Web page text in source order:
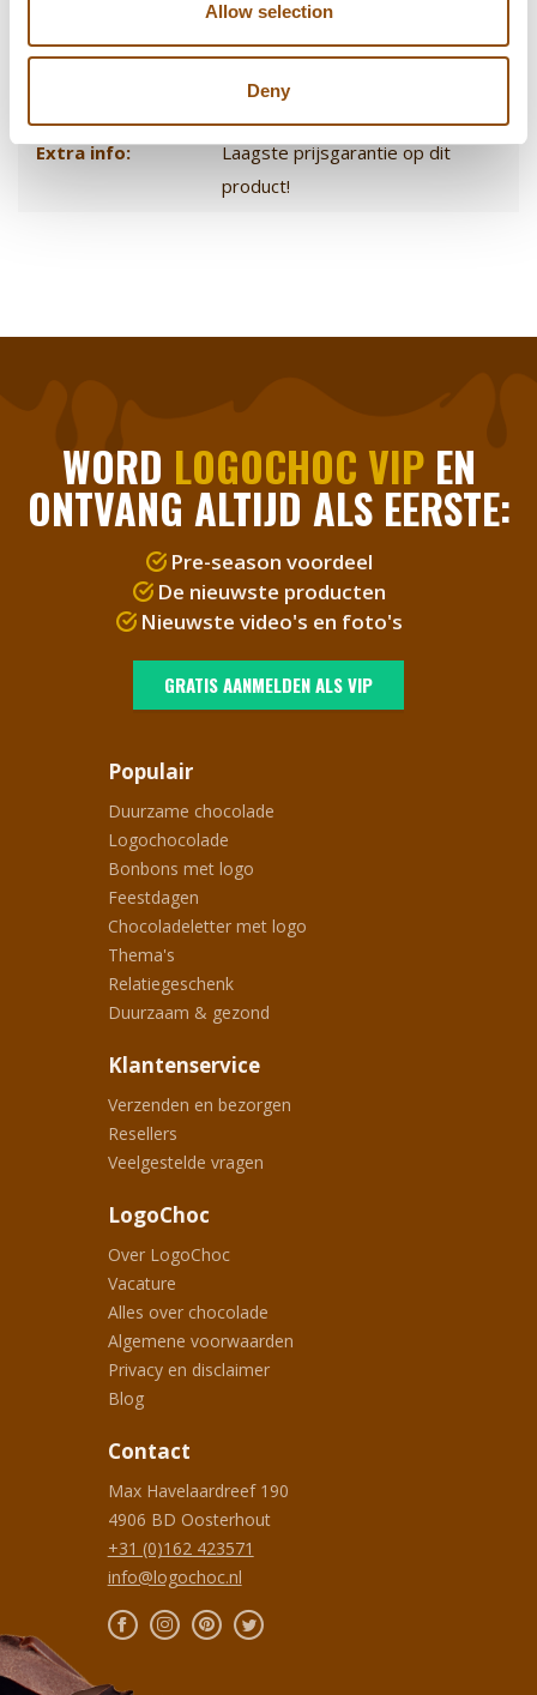
Allow selection
Deny
Smaak chocolade: Melk, Puur, Wit
Op de chocolade
Extra info:
Laagste prijsgarantie op dit
product!
WORD LOGOCHOC VIPEN
ONTVANG ALTIJD ALS EERSTE:
Pre-season voordeel
De nieuwste producten
Nieuwste video's en foto's
GRATIS AANMELDEN ALS VIP
Populair
Duurzame chocolade
Logochocolade
Bonbons met logo
Feestdagen
Chocoladeletter met logo
Thema's
Relatiegeschenk
Duurzaam & gezond
Klantenservice
Verzenden en bezorgen
Resellers
Veelgestelde vragen
LogoChoc
Over LogoChoc
Vacature
Alles over chocolade
Algemene voorwaarden
Privacy en disclaimer
Blog
Contact
Max Havelaardreef 190
4906 BD Oosterhout
+31 (0)162 423571
info@logochoc.nl